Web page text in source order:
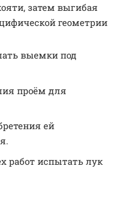
затем выгибая
геометрии
выемки под
проём для
ей
работ испытать лук